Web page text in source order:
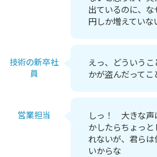
出ているのに、
円しか増えていな
技術の新卒社
員
えっ、どういう
かが盗んだってこ
営業担当
しっ！ 大きな声
かしたらちょっ
れないが、君ら
いからな